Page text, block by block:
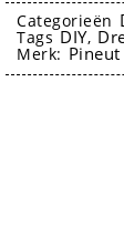
Vinaigrette
Salie
&
Categorieën
Tags DIY,
Merk: Pineut